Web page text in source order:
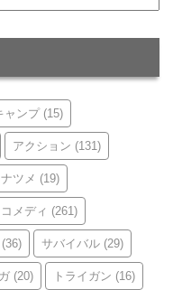
ャンプ(15)
アクション (131)
ツメ (19)
コメディ (261)
(36) サバイバル (29)
(20) トライガン (16)